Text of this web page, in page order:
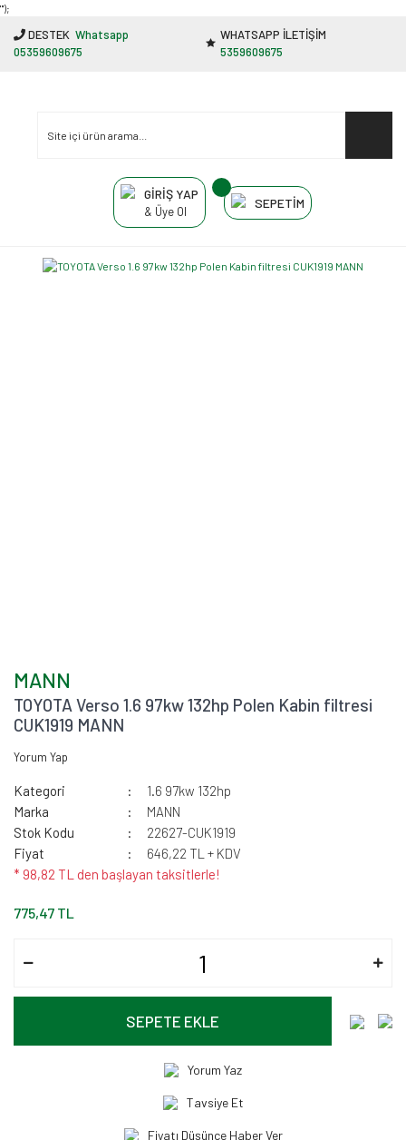
"');
DESTEK Whatsapp
05359609675
WHATSAPP İLETİŞİM
5359609675
GİRİŞ YAP
& Üye Ol
SEPETİM
MANN
TOYOTA Verso 1.6 97kw 132hp Polen Kabin filtresi
CUK1919 MANN
Yorum Yap
Kategori
1.6 97kw 132hp
Marka
MANN
Stok Kodu
22627-CUK1919
Fiyat
646,22 TL + KDV
* 98,82 TL den başlayan taksitlerle!
775,47 TL
SEPETE EKLE
Yorum Yaz
Tavsiye Et
Fiyatı Düşünce Haber Ver